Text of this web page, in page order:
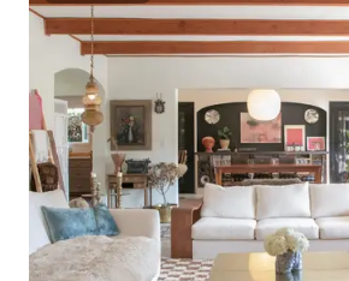
l'équipe/talent : Heures nécessaires :
Informations diverses pertinentes à